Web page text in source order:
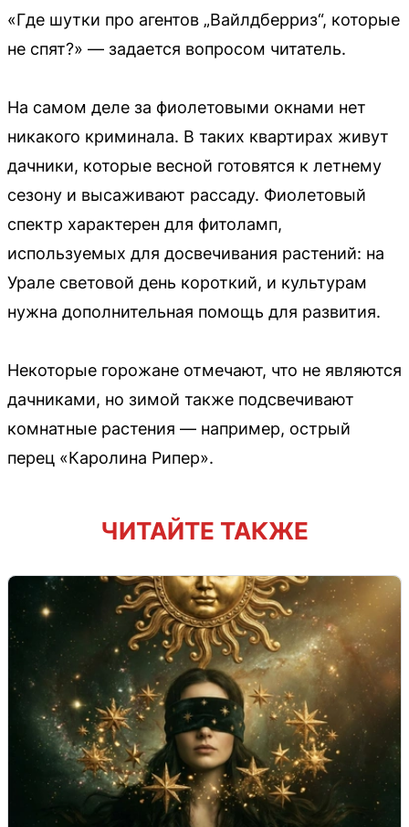
«Где шутки про агентов „Вайлдберриз“, которые
не спят?» — задается вопросом читатель.
На самом деле за фиолетовыми окнами нет
никакого криминала. В таких квартирах живут
дачники, которые весной готовятся к летнему
сезону и высаживают рассаду. Фиолетовый
спектр характерен для фитоламп,
используемых для досвечивания растений: на
Урале световой день короткий, и культурам
нужна дополнительная помощь для развития.
Некоторые горожане отмечают, что не являются
дачниками, но зимой также подсвечивают
комнатные растения — например, острый
перец «Каролина Рипер».
ЧИТАЙТЕ ТАКЖЕ